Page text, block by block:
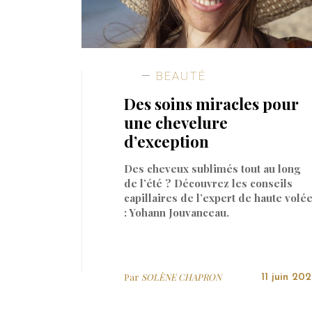
BEAUTÉ
Des soins miracles pour
une chevelure
d’exception
Des cheveux sublimés tout au long
de l’été ? Découvrez les conseils
capillaires de l’expert de haute volée
: Yohann Jouvanceau.
Par SOLÈNE CHAPRON 11 juin